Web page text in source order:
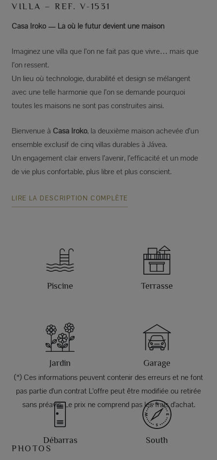
VILLA – REF. V-1531
Casa Iroko — Là où le futur devient une maison
Imaginez une villa que l’on ne fait pas que vivre… mais que
l’on ressent.
Un lieu où technologie, durabilité et design se mélangent
avec une telle harmonie que l’on se demande pourquoi
toutes les maisons ne sont pas construites ainsi.
Bienvenue à Casa Iroko, la deuxième maison achevée d’un
ensemble exclusif de cinq villas durables à Jávea.
Un engagement clair envers l’avenir, l’efficacité et un mode
de vie plus confortable, plus libre et plus conscient.
LIRE LA DESCRIPTION COMPLÈTE
Piscine Terrasse
Jardin Garage
Débarras South
(*) Ces informations peuvent contenir des erreurs et ne font
pas partie d'un contrat L'offre peut être modifiée ou retirée
sans préavis. Le prix ne comprend pas les frais d'achat.
PHOTOS